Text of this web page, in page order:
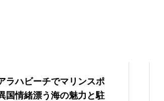
ラハビーチでマリンスポ
国情緒漂う海の魅力と駐